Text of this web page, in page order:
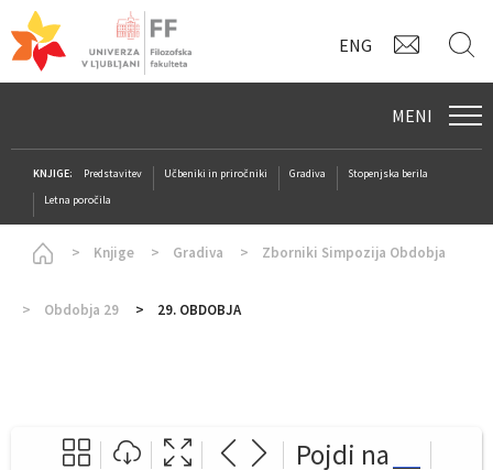
ENG
MENI
KNJIGE: Predstavitev Učbeniki in priročniki Gradiva
Stopenjska berila
Letna poročila
Homepage
Knjige Gradiva Zborniki Simpozija Obdobja
Obdobja 29 29. OBDOBJA
Pojdi na